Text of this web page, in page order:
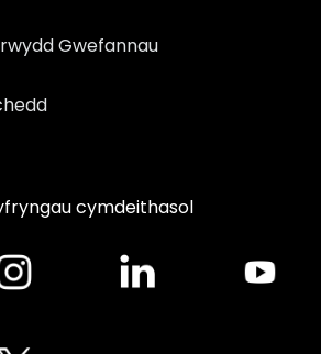
Gwefannau
cymdeithasol